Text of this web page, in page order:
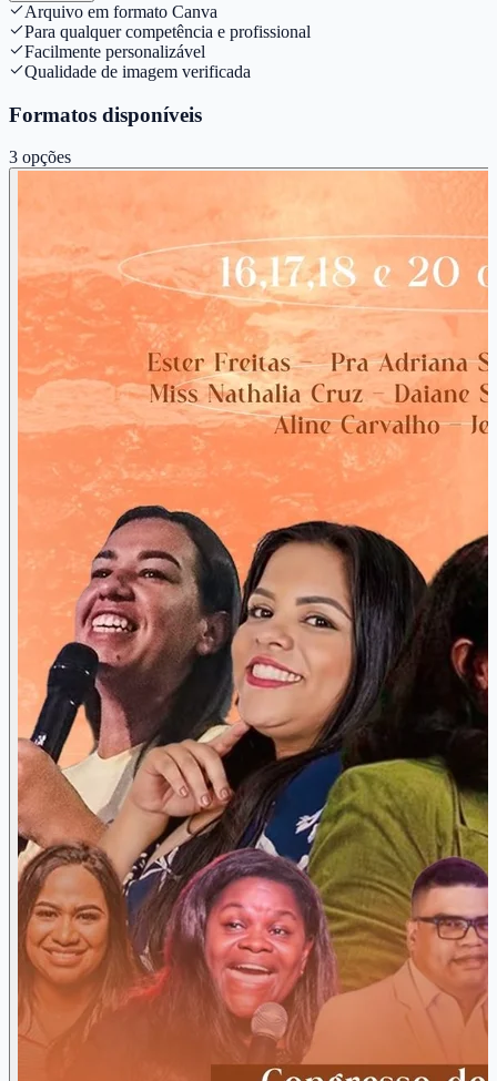
Arquivo em formato Canva
Para qualquer competência e profissional
Facilmente personalizável
Qualidade de imagem verificada
Formatos disponíveis
3 opções